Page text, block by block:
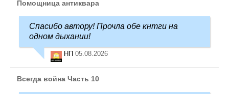
Помощница антиквара
Спасибо автору! Прочла обе кнтги на
одном дыхании!
НП 05.08.2026
Всегда война Часть 10